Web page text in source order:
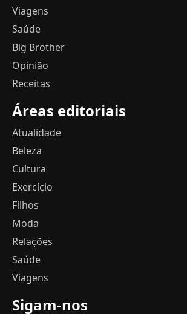
Viagens
Saúde
Big Brother
Opinião
Receitas
Áreas editoriais
Atualidade
Beleza
Cultura
Exercício
Filhos
Moda
Relações
Saúde
Viagens
Sigam-nos